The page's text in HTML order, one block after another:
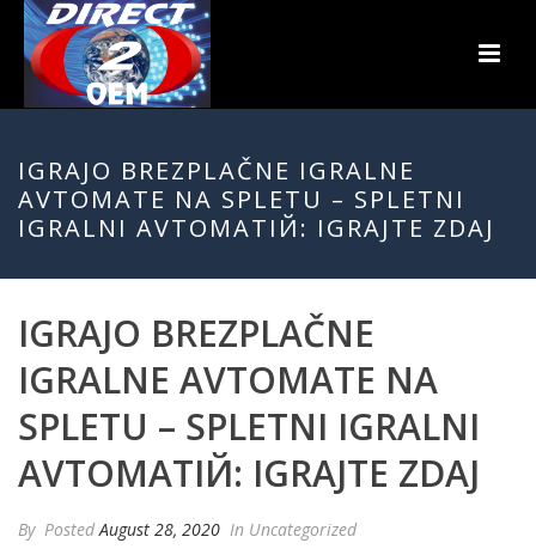
IGRAJO BREZPLAČNE IGRALNE
AVTOMATE NA SPLETU – SPLETNI
IGRALNI AVTOMATIЙ: IGRAJTE ZDAJ
IGRAJO BREZPLAČNE
IGRALNE AVTOMATE NA
SPLETU – SPLETNI IGRALNI
AVTOMATIЙ: IGRAJTE ZDAJ
By PostedAugust 28, 2020 In Uncategorized